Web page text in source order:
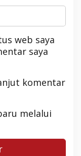
web saya
saya
komentar
melalui